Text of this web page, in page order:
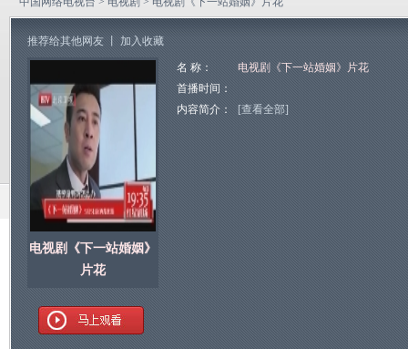
推荐给其他网友 加入收藏
电视剧《下一站婚姻》
片花
名 称：
电视剧《下一站婚姻》片花
首播时间：
内容简介：
[查看全部]